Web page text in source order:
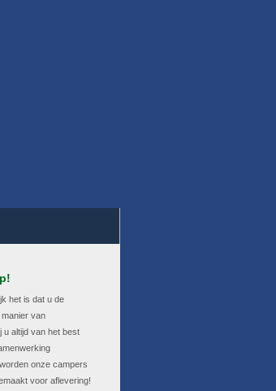
het is dat u de
van
u altijd van het best
onze campers
voor aflevering!